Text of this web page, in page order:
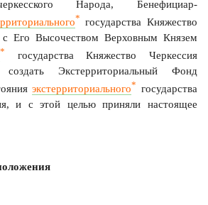
Народа, Бенефициар-
* государства Княжество
с Его Высочеством Верховным Князем
*
государства Княжество Черкессия
Экстерриториальный Фонд
экстерриториального* государства
и с этой целью приняли настоящее